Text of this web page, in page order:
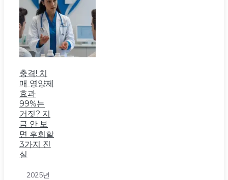
충격! 치
매 영양제
효과
99%는
거짓? 지
금 안 보
면 후회할
3가지 진
실
2025년